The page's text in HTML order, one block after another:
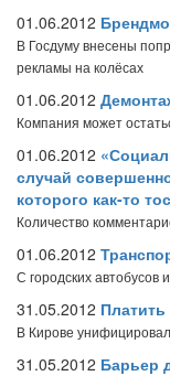
01.06.2012
В Госдуму внесены
рекламы на колёсах
01.06.2012
Компания может
01.06.2012
случай
которого как-то
Количество
01.06.2012
С городских автобусов
31.05.2012
В Кирове
31.05.2012 Барьер